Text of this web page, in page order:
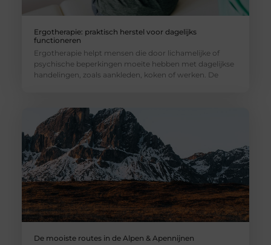
Ergotherapie: praktisch herstel voor dagelijks
functioneren
Ergotherapie helpt mensen die door lichamelijke of
psychische beperkingen moeite hebben met dagelijkse
handelingen, zoals aankleden, koken of werken. De
De mooiste routes in de Alpen & Apennijnen